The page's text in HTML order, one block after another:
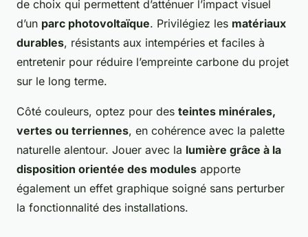
de choix qui permettent d’atténuer l’impact visuel
d’un parc photovoltaïque. Privilégiez les matériaux
durables, résistants aux intempéries et faciles à
entretenir pour réduire l’empreinte carbone du projet
sur le long terme.
Côté couleurs, optez pour des teintes minérales,
vertes ou terriennes, en cohérence avec la palette
naturelle alentour. Jouer avec la lumière grâce à la
disposition orientée des modules apporte
également un effet graphique soigné sans perturber
la fonctionnalité des installations.